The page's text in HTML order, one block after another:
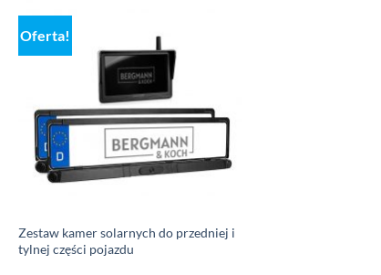
Oferta!
Zestaw kamer solarnych do przedniej i
tylnej części pojazdu